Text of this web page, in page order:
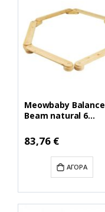
Meowbaby Balance
Beam natural 6
(MEBSSEN603IE)
83,76 €
ΑΓΟΡΆ